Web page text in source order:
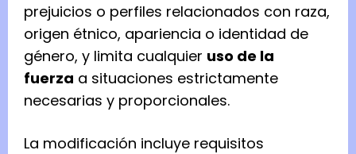
prejuicios o perfiles relacionados con raza,
origen étnico, apariencia o identidad de
género, y limita cualquier uso de la
fuerza a situaciones estrictamente
necesarias y proporcionales.
La modificación incluye requisitos